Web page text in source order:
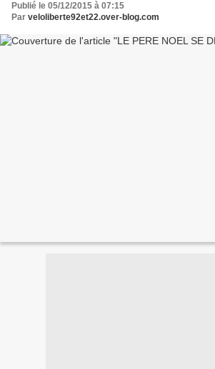
Publié le 05/12/2015 à 07:15
Par veloliberte92et22.over-blog.com